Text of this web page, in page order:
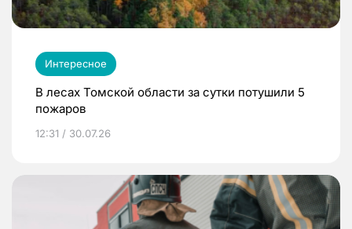
Интересное
В лесах Томской области за сутки потушили 5
пожаров
12:31 / 30.07.26